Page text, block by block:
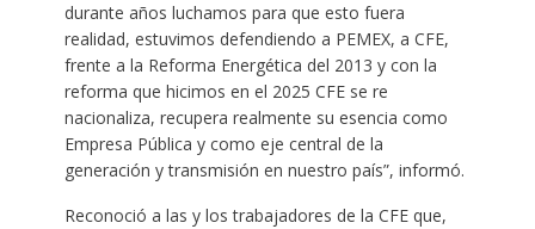
durante años luchamos para que esto fuera
realidad, estuvimos defendiendo a PEMEX, a CFE,
frente a la Reforma Energética del 2013 y con la
reforma que hicimos en el 2025 CFE se re
nacionaliza, recupera realmente su esencia como
Empresa Pública y como eje central de la
generación y transmisión en nuestro país”, informó.
Reconoció a las y los trabajadores de la CFE que,